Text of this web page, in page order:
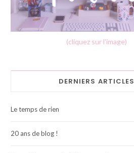
(cliquez sur l'image)
DERNIERS ARTICLES
Le temps de rien
20 ans de blog !